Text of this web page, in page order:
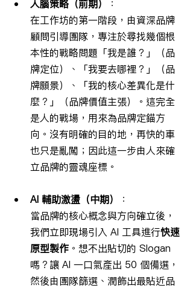
人腦策略（前期）
：
在工作坊的第一階段，由資深品牌
顧問引導團隊，專注於尋找幾個根
本性的戰略問題「我是誰？」（品
牌定位）、「我要去哪裡？」（品
牌願景）、「我的核心差異化是什
麼？」（品牌價值主張）。這完全
是人的戰場，用來為品牌定錨方
向。沒有明確的目的地，再快的車
也只是亂闖；因此這一步由人來確
立品牌的靈魂座標。
AI 輔助激盪（中期）
：
當品牌的核心概念與方向確立後，
我們立即現場引入 AI 工具進行快速
原型製作 。想不出貼切的 Slogan
嗎？讓 AI 一口氣產出 50 個備選，
然後由團隊篩選、潤飾出最貼近品